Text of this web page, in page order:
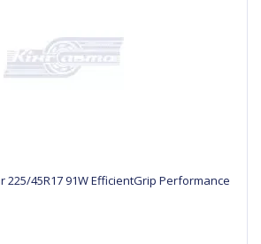
45R17 91W EfficientGrip Performance